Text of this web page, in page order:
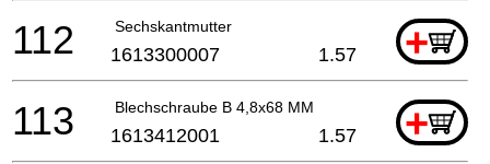
Sechskantmutter +
112 1613300007 1.57
Blechschraube B 4,8x68 MM +
113 1613412001 1.57